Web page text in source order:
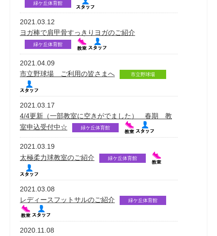
緑ケ丘体育館
2021.03.12
ヨガ棒で肩甲骨すっきりヨガのご紹介
緑ケ丘体育館
2021.04.09
市立野球場 ご利用の皆さまへ
市立野球場
2021.03.17
4/4更新（一部教室に空きがでました） 春期 教
室申込受付中☆
緑ケ丘体育館
2021.03.19
太極柔力球教室のご紹介
緑ケ丘体育館
2021.03.08
レディースフットサルのご紹介
緑ケ丘体育館
2020.11.08